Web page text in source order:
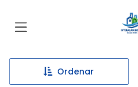
Ordenar